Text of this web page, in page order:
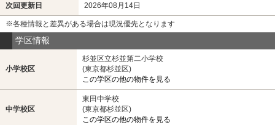
次回更新日 2026年08月14日
※各種情報と差異がある場合は現況優先となります
学区情報
小学校区
杉並区立杉並第二小学校
(東京都杉並区)
この学区の他の物件を見る
中学校区
東田中学校
(東京都杉並区)
この学区の他の物件を見る